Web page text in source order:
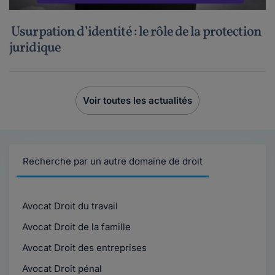
Usurpation d’identité : le rôle de la protection
juridique
Voir toutes les actualités
Recherche par un autre domaine de droit
Avocat Droit du travail
Avocat Droit de la famille
Avocat Droit des entreprises
Avocat Droit pénal